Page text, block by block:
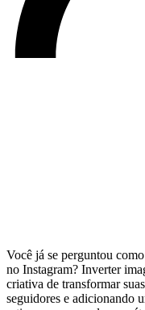
Você já se perguntou⁤
no Instagram? ‌Inverter
criativa de transformar
seguidores e‍ adicionando​